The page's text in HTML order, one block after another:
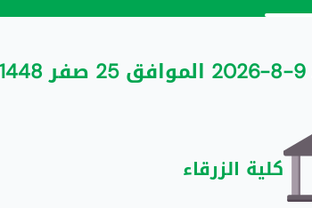
كلية الزرقاء